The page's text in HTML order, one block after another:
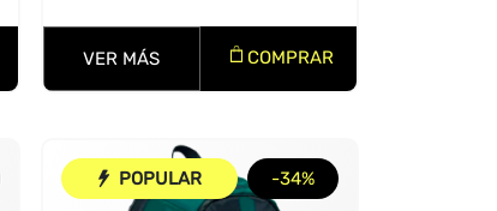
VER MÁS COMPRAR
POPULAR -34%